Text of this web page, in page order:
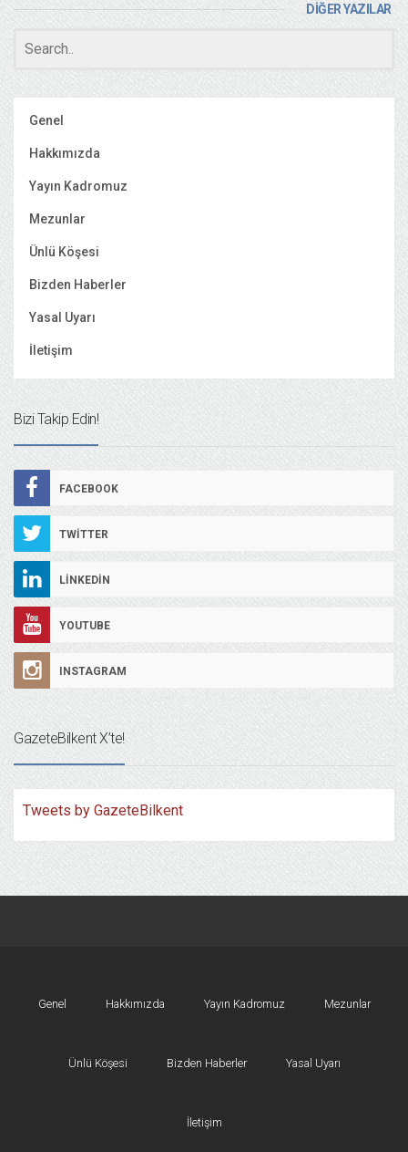
DİĞER YAZILAR
Genel
Hakkımızda
Yayın Kadromuz
Mezunlar
Ünlü Köşesi
Bizden Haberler
Yasal Uyarı
İletişim
Bizi Takip Edin!
FACEBOOK
TWITTER
LINKEDIN
YOUTUBE
INSTAGRAM
GazeteBilkent X’te!
Tweets by GazeteBilkent
Genel Hakkımızda Yayın Kadromuz Mezunlar
Ünlü Köşesi Bizden Haberler Yasal Uyarı
İletişim